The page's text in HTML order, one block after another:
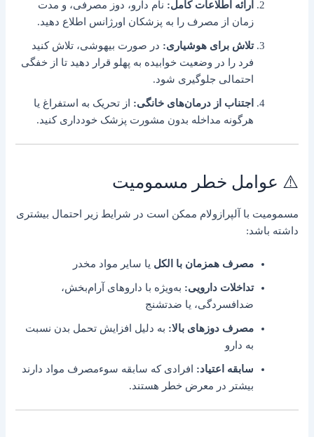
ارائه اطلاعات کامل: نام دارو، دوز مصرفی، و مدت
زمان از مصرف را به پزشکان اورژانس اطلاع دهید.
تلاش برای هوشیاری: در صورت بیهوشی، تلاش کنید
فرد را در وضعیت خوابیده به پهلو قرار دهید تا از خفگی
احتمالی جلوگیری شود.
اجتناب از درمان‌های خانگی: از تحریک به استفراغ یا
هرگونه مداخله بدون مشورت پزشک خودداری کنید.
⚠️ عوامل خطر مسمومیت
مسمومیت با آلپرازولام ممکن است در شرایط زیر احتمال بیشتری
داشته باشد:
مصرف همزمان با الکل یا سایر مواد مخدر
تداخلات دارویی: به‌ویژه با داروهای آرام‌بخش،
ضدافسردگی، یا ضدتشنج
مصرف دوزهای بالا: به دلیل افزایش تحمل بدن نسبت
به دارو
سابقه اعتیاد: افرادی که سابقه سوءمصرف مواد دارند
بیشتر در معرض خطر هستند.